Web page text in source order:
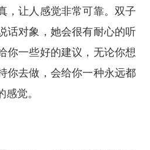
，让人感觉非常可靠。双子
话对象，她会很有耐心的听
你一些好的建议，无论你想
你去做，会给你一种永远都
觉。